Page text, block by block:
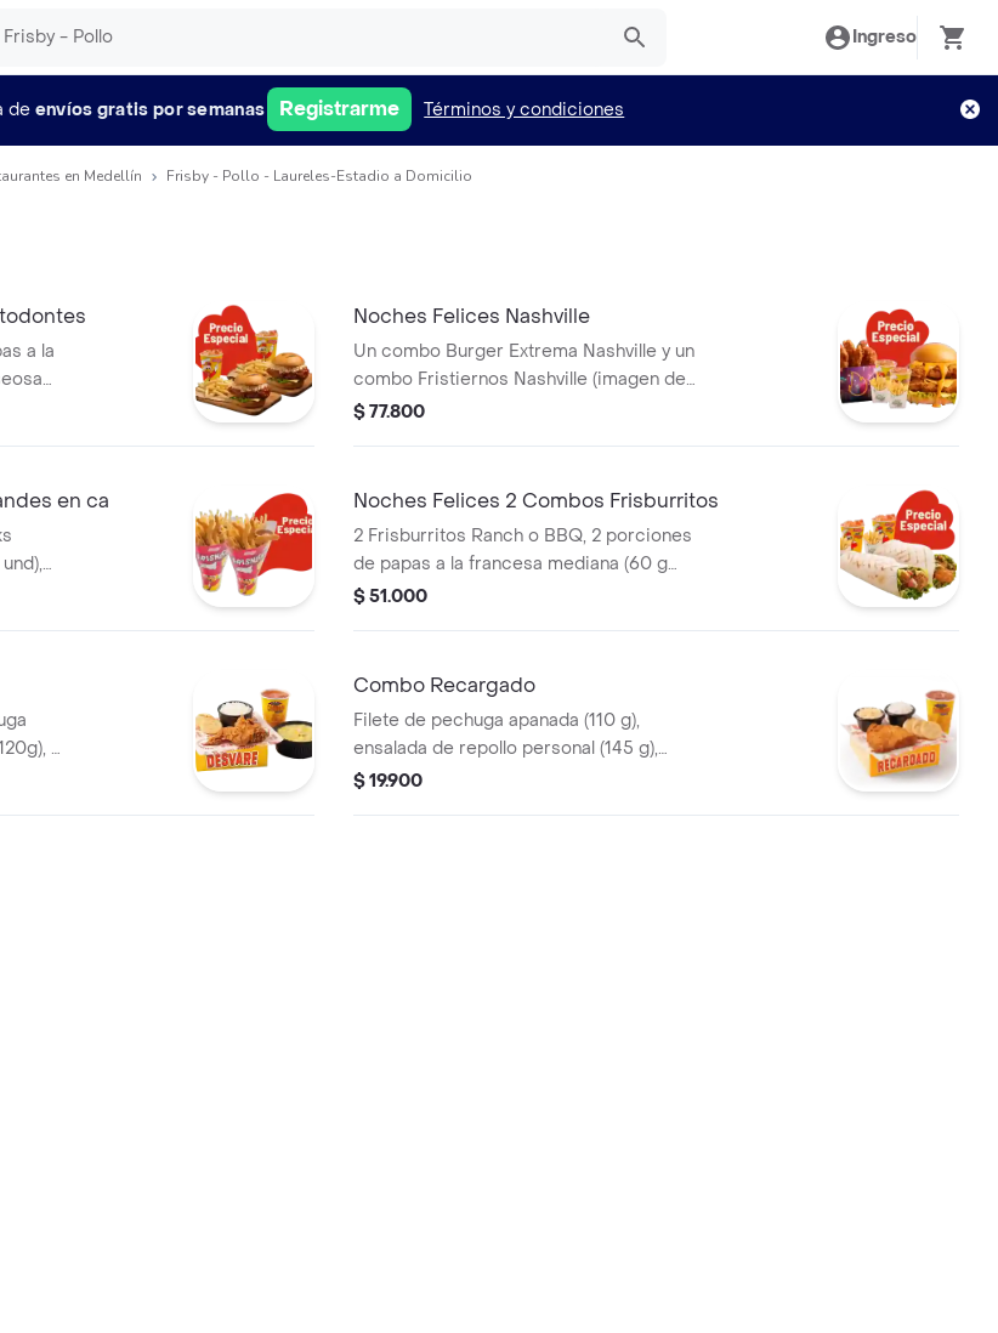
Ingreso
de envíos gratis por semanas Registrarme Términos y condiciones
en Medellín Frisby - Pollo - Laureles-Estadio a Domicilio
a la
Noches Felices Nashville
Un combo Burger Extrema Nashville y un
combo Fristiernos Nashville (imagen de
producto corresponde a producto
$ 77.800
en ca Noches Felices 2 Combos Frisburritos
2 Frisburritos Ranch o BBQ, 2 porciones
de papas a la francesa mediana (60 g
und) y 2 gaseosas (325 ml)
$ 51.000
2
Combo Recargado
Filete de pechuga apanada (110 g),
ensalada de repollo personal (145 g),
porción de arroz personal (120 g), arepas
$ 19.900